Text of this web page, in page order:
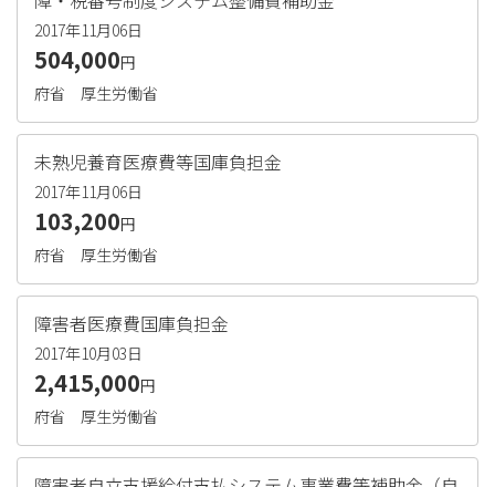
2017年11月06日
504,000円
府省
厚生労働省
未熟児養育医療費等国庫負担金
2017年11月06日
103,200円
府省
厚生労働省
障害者医療費国庫負担金
2017年10月03日
2,415,000円
府省
厚生労働省